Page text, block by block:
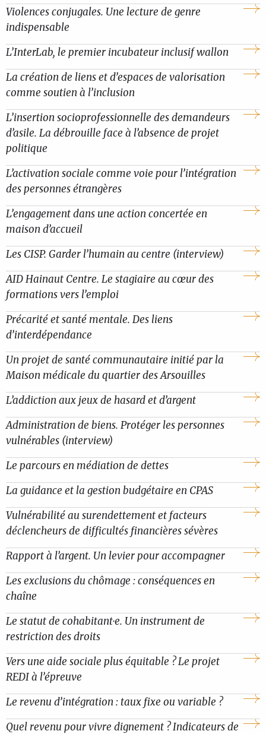
Violences conjugales. Une lecture de genre
indispensable
L’InterLab, le premier incubateur inclusif wallon
La création de liens et d’espaces de valorisation
comme soutien à l’inclusion
L’insertion socioprofessionnelle des demandeurs
d’asile. La débrouille face à l’absence de projet
politique
L’activation sociale comme voie pour l’intégration
des personnes étrangères
L’engagement dans une action concertée en
maison d’accueil
Les CISP. Garder l’humain au centre (interview)
AID Hainaut Centre. Le stagiaire au cœur des
formations vers l’emploi
Précarité et santé mentale. Des liens
d’interdépendance
Un projet de santé communautaire initié par la
Maison médicale du quartier des Arsouilles
L’addiction aux jeux de hasard et d’argent
Administration de biens. Protéger les personnes
vulnérables (interview)
Le parcours en médiation de dettes
La guidance et la gestion budgétaire en CPAS
Vulnérabilité au surendettement et facteurs
déclencheurs de difficultés financières sévères
Rapport à l’argent. Un levier pour accompagner
Les exclusions du chômage : conséquences en
chaîne
Le statut de cohabitant·e. Un instrument de
restriction des droits
Vers une aide sociale plus équitable ? Le projet
REDI à l’épreuve
Le revenu d’intégration : taux fixe ou variable ?
Quel revenu pour vivre dignement ? Indicateurs de